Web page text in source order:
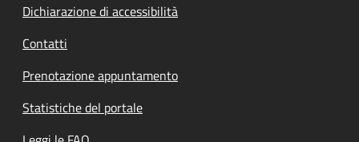
Dichiarazione di accessibilità
Contatti
Prenotazione appuntamento
Statistiche del portale